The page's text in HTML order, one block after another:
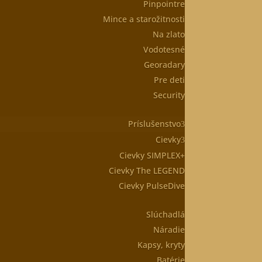
Pinpointre
Mince a starožitnosti
Na zlato
Vodotesné
Georadary
Pre deti
Security
Príslušenstvo
Cievky
Cievky SIMPLEX+
Cievky The LEGEND
Cievky PulseDive
Slúchadlá
Náradie
Kapsy, kryty